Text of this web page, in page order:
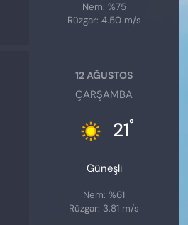
Nem: %75
Rüzgar: 4.50 m/s
12 AĞUSTOS
ÇARŞAMBA
21°
Güneşli
Nem: %61
Rüzgar: 3.81 m/s